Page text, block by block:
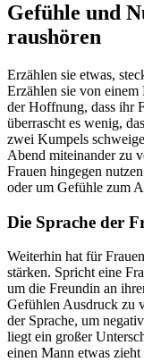
Gefühle und
raushören
Erzählen sie etwas,
Erzählen sie von
der Hoffnung, dass ihr
überrascht es wenig,
zwei Kumpels
Abend miteinander zu
Frauen hingegen
oder um Gefühle zum
Die Sprache der
Weiterhin hat für
stärken. Spricht eine
um die Freundin an
Gefühlen Ausdruck zu
der Sprache, um
liegt ein großer
einen Mann etwas